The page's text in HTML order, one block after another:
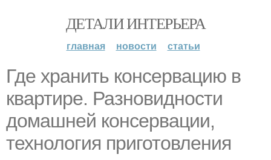
ДЕТАЛИ ИНТЕРЬЕРА
главная новости статьи
Где хранить консервацию в
квартире. Разновидности
домашней консервации,
технология приготовления